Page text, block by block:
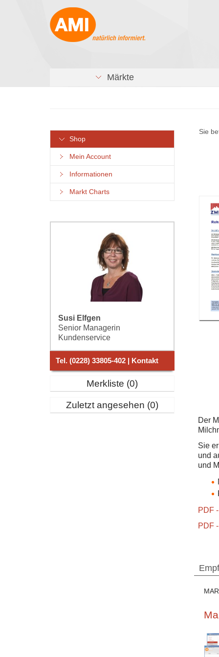
Märkte
Shop
Mein Account
Informationen
Markt Charts
Susi Elfgen
Senior Managerin
Kundenservice
Tel. (0228) 33805-402 | Kontakt
Merkliste 0
Zuletzt angesehen 0
Sie
Der
Sie
und
und
PDF
PDF